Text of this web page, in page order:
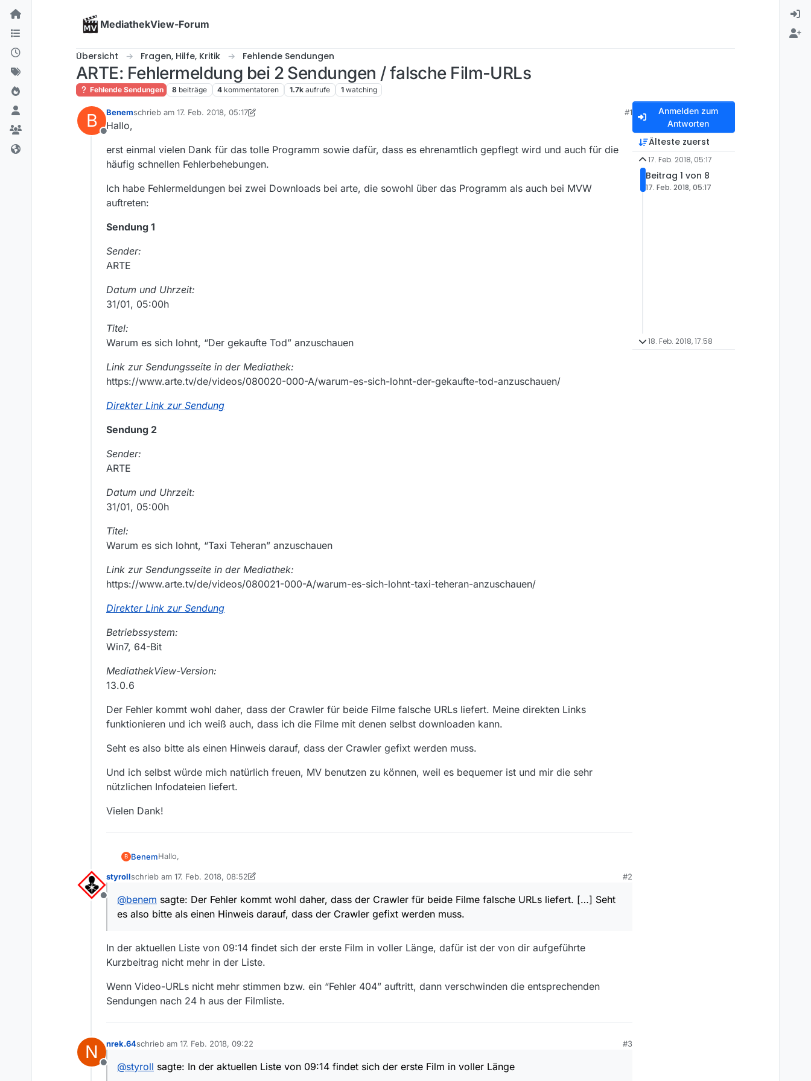
Skip to content
MediathekView-Forum
Übersicht Fragen, Hilfe, Kritik Fehlende Sendungen
ARTE: Fehlermeldung bei 2 Sendungen / falsche Film-URLs
Fehlende Sendungen 8 beiträge 4 kommentatoren 1.7k aufrufe 1 watching
B
Offline
Benemschrieb am 17. Feb. 2018, 05:17
zuletzt editiert von Benem
#1
Hallo,
erst einmal vielen Dank für das tolle Programm sowie dafür, dass es ehrenamtlich gepflegt wird und auch für die
häufig schnellen Fehlerbehebungen.
Ich habe Fehlermeldungen bei zwei Downloads bei arte, die sowohl über das Programm als auch bei MVW
auftreten:
Sendung 1
Sender:
ARTE
Datum und Uhrzeit:
31/01, 05:00h
Titel:
Warum es sich lohnt, “Der gekaufte Tod” anzuschauen
Link zur Sendungsseite in der Mediathek:
https://www.arte.tv/de/videos/080020-000-A/warum-es-sich-lohnt-der-gekaufte-tod-anzuschauen/
Direkter Link zur Sendung
Sendung 2
Sender:
ARTE
Datum und Uhrzeit:
31/01, 05:00h
Titel:
Warum es sich lohnt, “Taxi Teheran” anzuschauen
Link zur Sendungsseite in der Mediathek:
https://www.arte.tv/de/videos/080021-000-A/warum-es-sich-lohnt-taxi-teheran-anzuschauen/
Direkter Link zur Sendung
Betriebssystem:
Win7, 64-Bit
MediathekView-Version:
13.0.6
Der Fehler kommt wohl daher, dass der Crawler für beide Filme falsche URLs liefert. Meine direkten Links
funktionieren und ich weiß auch, dass ich die Filme mit denen selbst downloaden kann.
Seht es also bitte als einen Hinweis darauf, dass der Crawler gefixt werden muss.
Und ich selbst würde mich natürlich freuen, MV benutzen zu können, weil es bequemer ist und mir die sehr
nützlichen Infodateien liefert.
Vielen Dank!
B BenemHallo,
erst einmal vielen Dank für das tolle Programm sowie dafür, dass es ehrenamtlich gepflegt wird und auch für die häufig
Ich habe Fehlermeldungen bei zwei Downloads bei arte, die sowohl über das Programm als auch bei MVW auftreten:
Sender:
ARTE
31/01, 05:00h
Warum es sich lohnt, “Der gekaufte Tod” anzuschauen
Direkter Link zur Sendung
Sendung 2
Offline
styrollschrieb am 17. Feb. 2018, 08:52
zuletzt editiert von styroll
#2
@benem sagte: Der Fehler kommt wohl daher, dass der Crawler für beide Filme falsche URLs liefert. […] Seht
es also bitte als einen Hinweis darauf, dass der Crawler gefixt werden muss.
In der aktuellen Liste von 09:14 findet sich der erste Film in voller Länge, dafür ist der von dir aufgeführte
Kurzbeitrag nicht mehr in der Liste.
Wenn Video-URLs nicht mehr stimmen bzw. ein “Fehler 404” auftritt, dann verschwinden die entsprechenden
Sendungen nach 24 h aus der Filmliste.
N
Offline
nrek.64schrieb am 17. Feb. 2018, 09:22
zuletzt editiert von
#3
@styroll sagte: In der aktuellen Liste von 09:14 findet sich der erste Film in voller Länge
Anmelden zum
Antworten
Älteste zuerst
17. Feb. 2018, 05:17
Beitrag 1 von 8
17. Feb. 2018, 05:17
18. Feb. 2018, 17:58